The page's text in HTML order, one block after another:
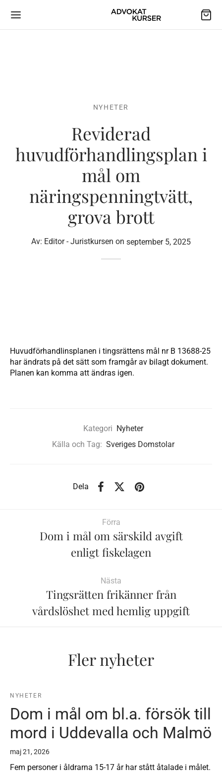
NYHETER
Reviderad
huvudförhandlingsplan i
mål om
näringspenningtvätt,
grova brott
Av: Editor - Juristkursen on september 5, 2025
Huvudförhandlinsplanen i tingsrättens mål nr B 13688-25
har ändrats på det sätt som framgår av bilagt dokument.
Planen kan komma att ändras igen.
Kategori Nyheter
Källa och Tag: Sveriges Domstolar
Dela
Förra
Dom i mål om särskild avgift
enligt fiskelagen
Nästa
Tingsrätten frikänner från
vårdslöshet med hemlig uppgift
Fler nyheter
NYHETER
Dom i mål om bl.a. försök till
mord i Uddevalla och Malmö
maj 21, 2026
Fem personer i åldrarna 15-17 år har stått åtalade i målet.